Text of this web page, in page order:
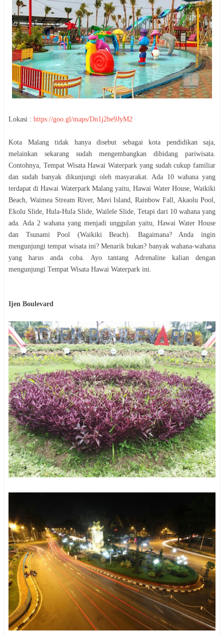
Lokasi : https://goo.gl/maps/Dn1j2be9JyM2
Kota Malang tidak hanya disebut sebagai kota pendidikan saja,
melainkan sekarang sudah mengembangkan dibidang pariwisata.
Contohnya, Tempat Wisata Hawai Waterpark yang sudah cukup familiar
dan sudah banyak dikunjungi oleh masyarakat. Ada 10 wahana yang
terdapat di Hawai Waterpark Malang yaitu, Hawai Water House, Waikiki
Beach, Waimea Stream River, Mavi Island, Rainbow Fall, Akaolu Pool,
Ekolu Slide, Hula-Hula Slide, Wailele Slide, Tetapi dari 10 wahana yang
ada. Ada 2 wahana yang menjadi unggulan yaitu, Hawai Water House
dan Tsunami Pool (Waikiki Beach). Bagaimana? Anda ingin
mengunjungi tempat wisata ini? Menarik bukan? banyak wahana-wahana
yang harus anda coba. Ayo tantang Adrenaline kalian dengan
mengunjungi Tempat Wisata Hawai Waterpark ini.
Ijen Boulevard